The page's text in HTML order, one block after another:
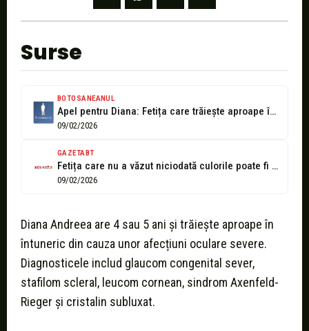
Surse
BOTOSANEANUL
Apel pentru Diana: Fetița care trăiește aproape în întuneric trebuie operată
09/02/2026
GAZETABT
Fetița care nu a văzut niciodată culorile poate fi salvată: campanie umanitară...
09/02/2026
Diana Andreea are 4 sau 5 ani și trăiește aproape în
întuneric din cauza unor afecțiuni oculare severe.
Diagnosticele includ glaucom congenital sever,
stafilom scleral, leucom cornean, sindrom Axenfeld-
Rieger și cristalin subluxat.